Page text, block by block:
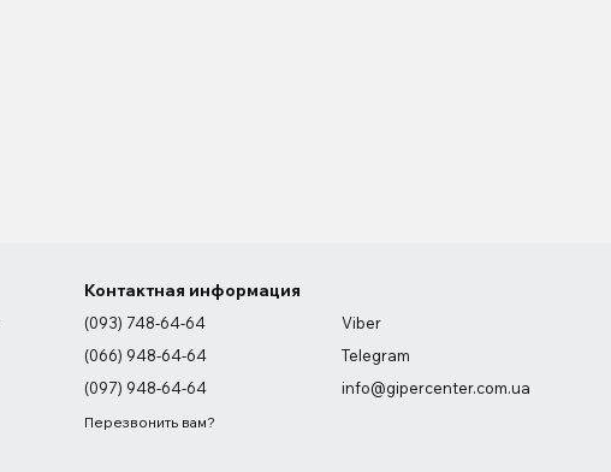
Контактная информация
(093) 748-64-64
(066) 948-64-64
(097) 948-64-64
Перезвонить вам?
Viber
Telegram
info@gipercenter.com.ua